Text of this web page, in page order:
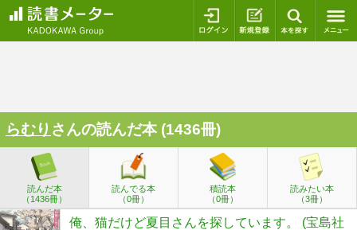
ログイン 新規登録
らむり さんの読んだ本 (1436冊)
読んだ本
（1436冊）
読んでる本
（0冊）
積読本
（0冊）
読みたい本
（3冊）
俺、猫だけど夏目さんを探しています。 (宝島社